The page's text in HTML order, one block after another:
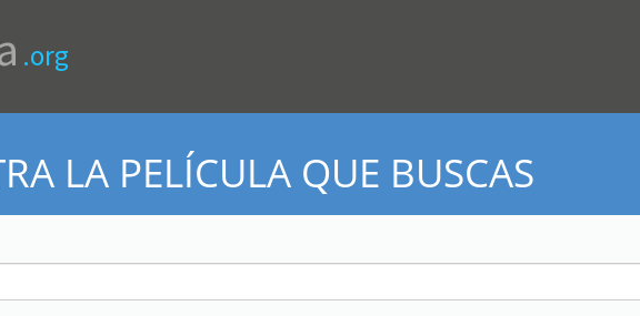
.org
LA PELÍCULA QUE BUSCAS